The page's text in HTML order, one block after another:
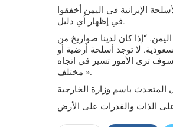
الإيرانية في اليمن أخفقوا
في إظهار أي دليل.
“إذا كان لدينا صواريخ من
لا توجد أسلحة أرضية أو
ترى الأمور تسير في اتجاه
مختلف ».